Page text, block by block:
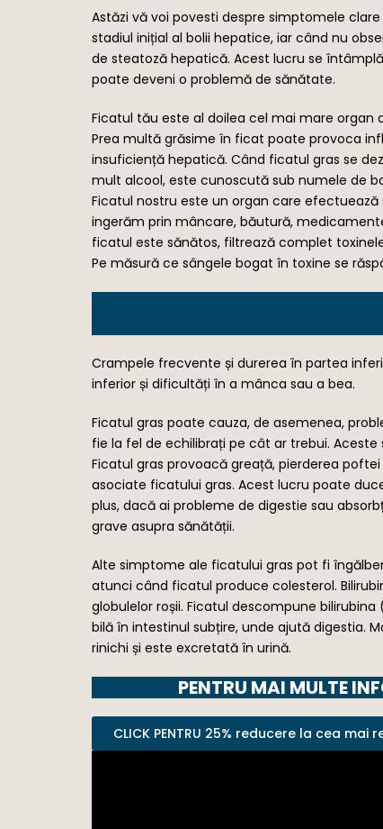
Astăzi vă voi povesti despre simptomele
stadiul inițial al bolii hepatice, iar când nu
de steatoză hepatică. Acest lucru se
poate deveni o problemă de sănătate.
Ficatul tău este al doilea cel mai mare organ
Prea multă grăsime în ficat poate provoca
insuficiență hepatică. Când ficatul gras se
mult alcool, este cunoscută sub numele de
Ficatul nostru este un organ care
ingerăm prin mâncare, băutură,
ficatul este sănătos, filtrează complet
Pe măsură ce sângele bogat în toxine se
Crampele frecvente și durerea în partea
inferior și dificultăți în a mânca sau a bea.
Ficatul gras poate cauza, de asemenea,
fie la fel de echilibrați pe cât ar trebui.
Ficatul gras provoacă greață, pierderea
asociate ficatului gras. Acest lucru poate
plus, dacă ai probleme de digestie sau
grave asupra sănătății.
Alte simptome ale ficatului gras pot fi
atunci când ficatul produce colesterol.
globulelor roșii. Ficatul descompune
bilă în intestinul subțire, unde ajută digestia.
rinichi și este excretată în urină.
PENTRU MAI MULTE
CLICK PENTRU 25% reducere la cea